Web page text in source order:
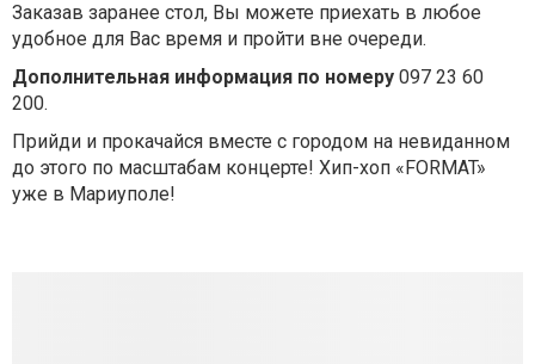
Заказав заранее стол, Вы можете приехать в любое
удобное для Вас время и пройти вне очереди.
Дополнительная информация по номеру 097 23 60
200.
Прийди и прокачайся вместе с городом на невиданном
до этого по масштабам концерте! Хип-хоп «FORMAT»
уже в Мариуполе!